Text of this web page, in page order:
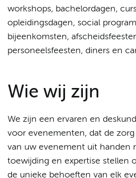
workshops, bachelordagen,
opleidingsdagen, social
bijeenkomsten,
personeelsfeesten, diners en
Wie wij zijn
We zijn een ervaren en
voor evenementen, dat de
van uw evenement uit handen
toewijding en expertise stellen
de unieke behoeften van elk